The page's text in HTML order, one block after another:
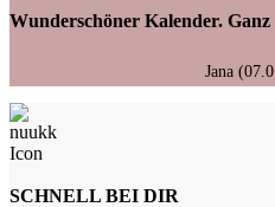
Wunderschöner Kalender. Ganz
Jana
SCHNELL BEI DIR